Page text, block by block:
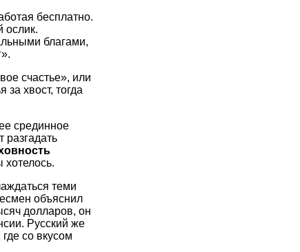
бесплатно.
ослик.
благами,
счастье», или
за хвост, тогда
срединное
хотелось.
теми
объяснил
долларов, он
Русский же
со вкусом